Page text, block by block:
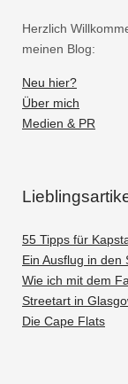
Herzlich
meinen Blog:
Neu hier?
Über mich
Medien & PR
55 Tipps für
Ein Ausflug in den
Wie ich mit dem
Streetart in
Die Cape Flats